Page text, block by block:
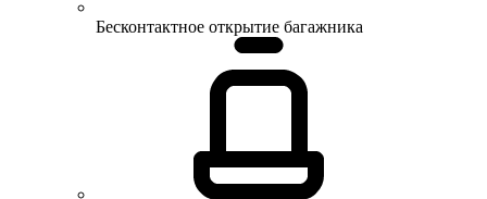
Бесконтактное открытие багажника